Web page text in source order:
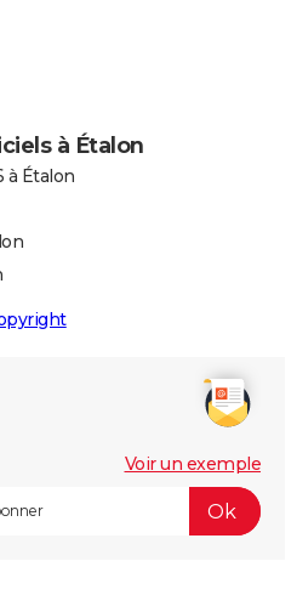
à Étalon
à Étalon
Voir un exemple